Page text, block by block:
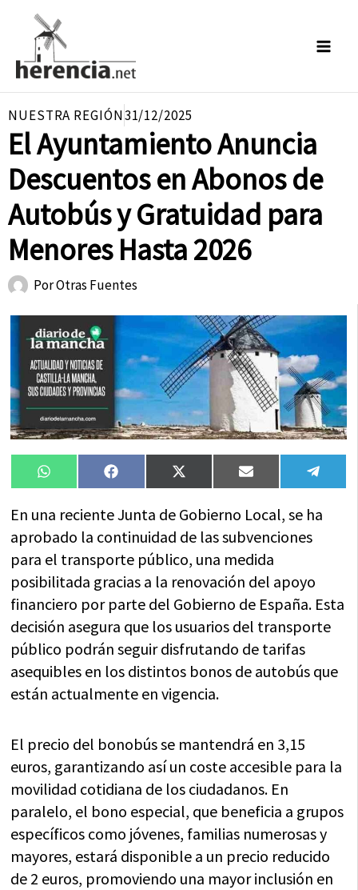
contenido
NUESTRA REGIÓN31/12/2025
El Ayuntamiento Anuncia
Descuentos en Abonos de
Autobús y Gratuidad para
Menores Hasta 2026
PorOtras Fuentes
Compartir
en
WhatsAppCompartir
en
FacebookCompartir
en
X
(Twitter)
Compartir
en
Email
en
En una reciente Junta de Gobierno Local, se ha
aprobado la continuidad de las subvenciones
para el transporte público, una medida
posibilitada gracias a la renovación del apoyo
financiero por parte del Gobierno de España. Esta
decisión asegura que los usuarios del transporte
público podrán seguir disfrutando de tarifas
asequibles en los distintos bonos de autobús que
están actualmente en vigencia.
El precio del bonobús se mantendrá en 3,15
euros, garantizando así un coste accesible para la
movilidad cotidiana de los ciudadanos. En
paralelo, el bono especial, que beneficia a grupos
específicos como jóvenes, familias numerosas y
mayores, estará disponible a un precio reducido
de 2 euros, promoviendo una mayor inclusión en